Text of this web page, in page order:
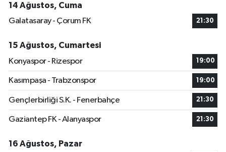
14 Ağustos, Cuma
Galatasaray - Çorum FK
21:30
15 Ağustos, Cumartesi
Konyaspor - Rizespor
19:00
Kasımpaşa - Trabzonspor 19:00
Gençlerbirliği S.K. - Fenerbahçe 21:30
Gaziantep FK - Alanyaspor 21:30
16 Ağustos, Pazar